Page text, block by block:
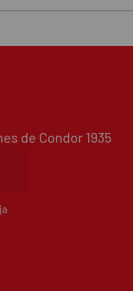
5 estrellas
opinión sobre este
de Condor 1935